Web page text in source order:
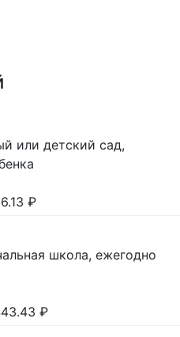
или детский сад,
₽
школа, ежегодно
₽